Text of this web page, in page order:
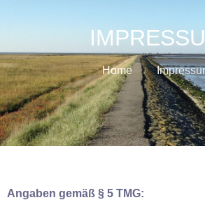
Home
Angaben gemäß § 5 TMG: